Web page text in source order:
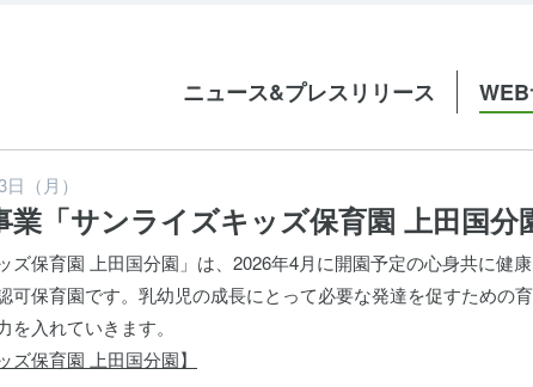
ニュース&プレスリリース
（月）
業「サンライズキッズ保育園 上田国
ズ保育園 上田国分園」は、2026年4月に開園予定の心身共に
可保育園です。乳幼児の成長にとって必要な発達を促すための
を入れていきます。
ズ保育園 上田国分園】